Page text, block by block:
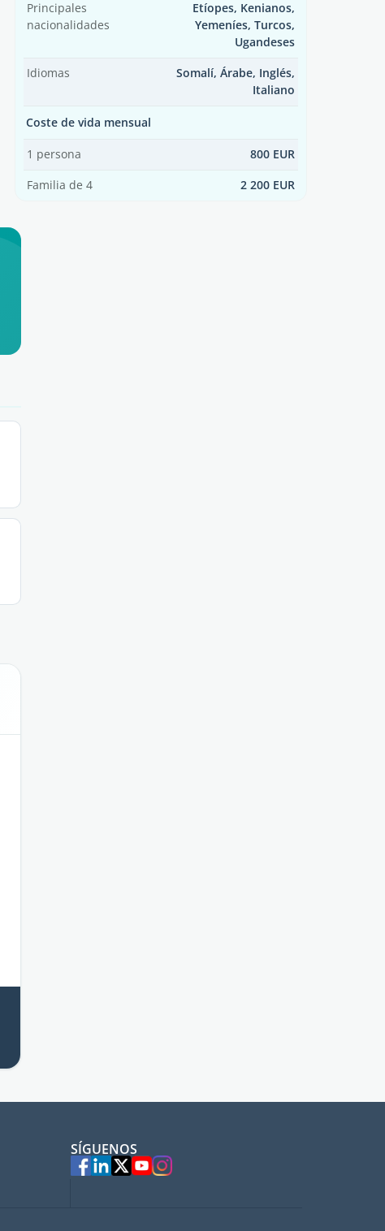
Principales
nacionalidades
Etíopes, Kenianos,
Yemeníes, Turcos,
Ugandeses
Idiomas
Somalí, Árabe, Inglés,
Italiano
Coste de vida mensual
1 persona 800 EUR
Familia de 4 2 200 EUR
SÍGUENOS